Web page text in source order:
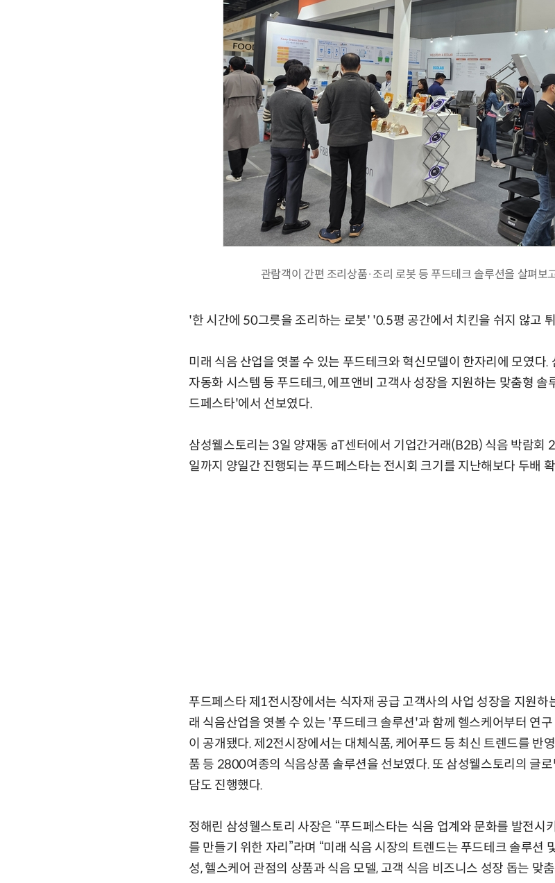
관람객이 간편 조리상품·조리 로봇 등 푸드테크 솔루션을 살펴보
'한 시간에 50그릇을 조리하는 로봇' '0.5평 공간에서 치킨을 쉬지 않고
미래 식음 산업을 엿볼 수 있는 푸드테크와 혁신모델이 한자리에 모였다
자동화 시스템 등 푸드테크, 에프앤비 고객사 성장을 지원하는 맞춤형
드페스타'에서 선보였다.
삼성웰스토리는 3일 양재동 aT센터에서 기업간거래(B2B) 식음 박람회
일까지 양일간 진행되는 푸드페스타는 전시회 크기를 지난해보다 두배
푸드페스타 제1전시장에서는 식자재 공급 고객사의 사업 성장을 지원
래 식음산업을 엿볼 수 있는 '푸드테크 솔루션'과 함께 헬스케어부터 연
이 공개됐다. 제2전시장에서는 대체식품, 케어푸드 등 최신 트렌드를 반
품 등 2800여종의 식음상품 솔루션을 선보였다. 또 삼성웰스토리의 글
담도 진행했다.
정해린 삼성웰스토리 사장은 “푸드페스타는 식음 업계와 문화를 발전시
를 만들기 위한 자리”라며 “미래 식음 시장의 트렌드는 푸드테크 솔루션
성, 헬스케어 관점의 상품과 식음 모델, 고객 식음 비즈니스 성장 돕는 맞